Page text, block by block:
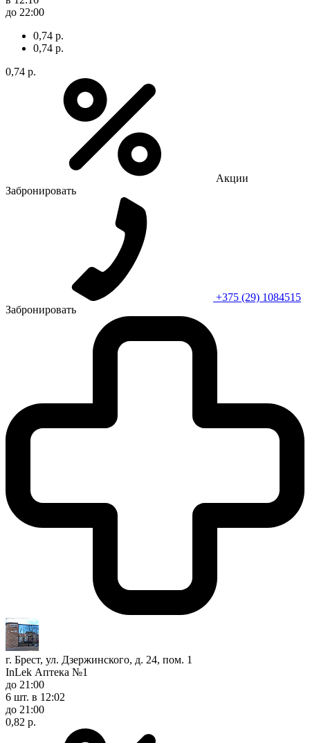
до 22:00
0,74 р.
0,74 р.
0,74 р.
Акции
Забронировать
+375 (29) 1084515
Забронировать
г. Брест, ул. Дзержинского, д. 24, пом. 1
InLek Аптека №1
до 21:00
6 шт. в 12:02
до 21:00
0,82 р.